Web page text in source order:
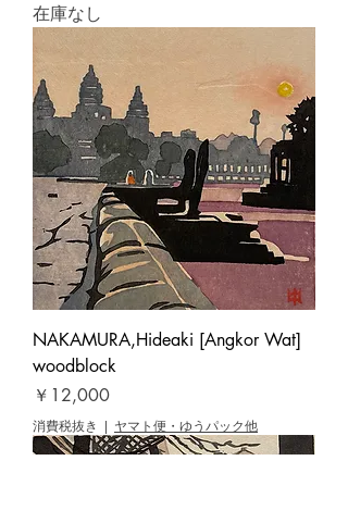
在庫なし
NAKAMURA,Hideaki [Angkor Wat]
woodblock
価格
￥12,000
消費税抜き | ヤマト便・ゆうパック他